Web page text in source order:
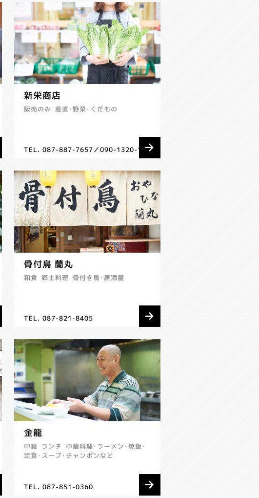
新栄商店
販売のみ 産直･野菜･くだもの
TEL. 087-887-7657／090-1320-1269
骨付鳥 蘭丸
和食 郷土料理 骨付き鳥･居酒屋
TEL. 087-821-8405
金龍
中華 ランチ
中華料理･ラーメン･焼飯･
定食･スープ･チャンポンなど
TEL. 087-851-0360